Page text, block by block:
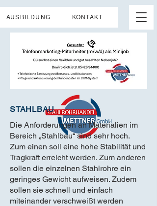
AUSBILDUNG KONTAKT
STAHLBAU
Die Anforderungen an Materialien im
Bereich „Stahlbau“ sind sehr hoch.
Zum einen soll eine hohe Stabilität und
Tragkraft erreicht werden. Zum anderen
sollen die einzelnen Stahlrohre ein
geringes Gewicht aufweisen. Zudem
sollen sie schnell und einfach
miteinander verschweißt werden